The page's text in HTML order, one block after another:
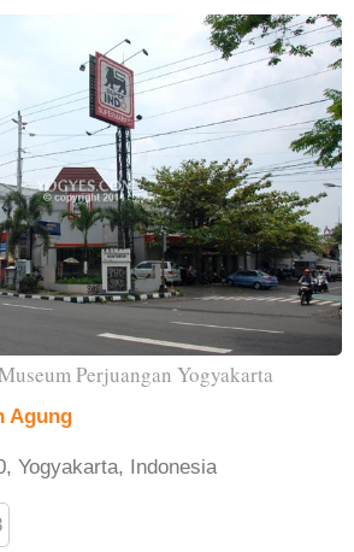
Perjuangan Yogyakarta
Agung
Yogyakarta, Indonesia